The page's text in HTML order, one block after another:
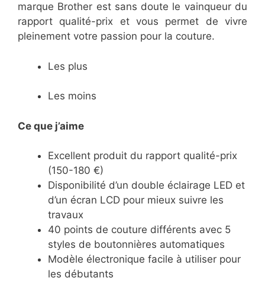
marque Brother est sans doute le vainqueur du
rapport qualité-prix et vous permet de vivre
pleinement votre passion pour la couture.
Les plus
Les moins
Ce que j’aime
Excellent produit du rapport qualité-prix
(150-180 €)
Disponibilité d’un double éclairage LED et
d’un écran LCD pour mieux suivre les
travaux
40 points de couture différents avec 5
styles de boutonnières automatiques
Modèle électronique facile à utiliser pour
les débutants